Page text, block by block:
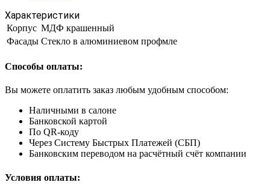
Характеристики
Корпус МДФ крашенный
Фасады Стекло в алюминиевом профмле
Способы оплаты:
Вы можете оплатить заказ любым удобным способом:
Наличными в салоне
Банковской картой
По QR-коду
Через Систему Быстрых Платежей (СБП)
Банковским переводом на расчётный счёт компании
Условия оплаты: